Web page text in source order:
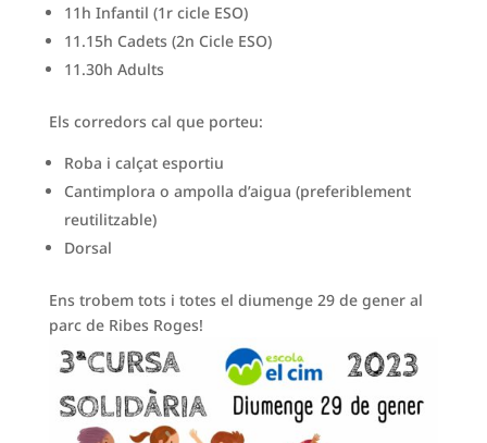
11h Infantil (1r cicle ESO)
11.15h Cadets (2n Cicle ESO)
11.30h Adults
Els corredors cal que porteu:
Roba i calçat esportiu
Cantimplora o ampolla d’aigua (preferiblement
reutilitzable)
Dorsal
Ens trobem tots i totes el diumenge 29 de gener al
parc de Ribes Roges!